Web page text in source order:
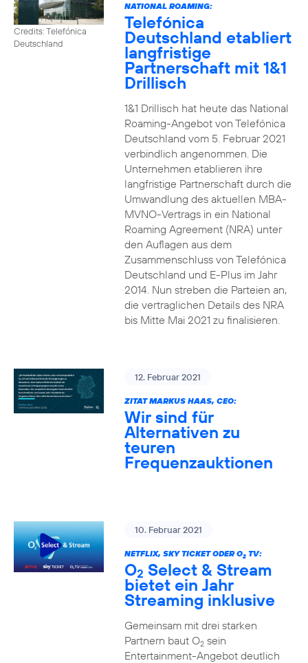
Credits: Telefónica
Deutschland
NATIONAL ROAMING:
Telefónica
Deutschland etabliert
langfristige
Partnerschaft mit 1&1
Drillisch
1&1 Drillisch hat heute das National
Roaming-Angebot von Telefónica
Deutschland vom 5. Februar 2021
verbindlich angenommen. Die
Unternehmen etablieren ihre
langfristige Partnerschaft durch die
Umwandlung des aktuellen MBA-
MVNO-Vertrags in ein National
Roaming Agreement (NRA) unter
den Auflagen aus dem
Zusammenschluss von Telefónica
Deutschland und E-Plus im Jahr
2014. Nun streben die Parteien an,
die vertraglichen Details des NRA
bis Mitte Mai 2021 zu finalisieren.
12. Februar 2021
ZITAT MARKUS HAAS, CEO:
Wir sind für
Alternativen zu
teuren
Frequenzauktionen
10. Februar 2021
NETFLIX, SKY TICKET ODER O2TV:
O2 Select & Stream
bietet ein Jahr
Streaming inklusive
Gemeinsam mit drei starken
Partnern baut O2sein
Entertainment-Angebot deutlich